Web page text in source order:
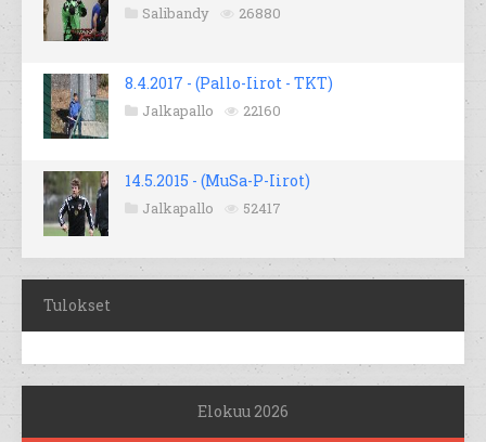
Salibandy 26880
8.4.2017 - (Pallo-Iirot - TKT)
Jalkapallo 22160
14.5.2015 - (MuSa-P-Iirot)
Jalkapallo 52417
Tulokset
Elokuu 2026